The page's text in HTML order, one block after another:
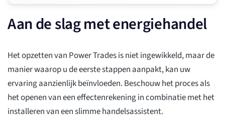
Aan de slag met energiehandel
Het opzetten van Power Trades is niet ingewikkeld, maar de
manier waarop u de eerste stappen aanpakt, kan uw
ervaring aanzienlijk beïnvloeden. Beschouw het proces als
het openen van een effectenrekening in combinatie met het
installeren van een slimme handelsassistent.